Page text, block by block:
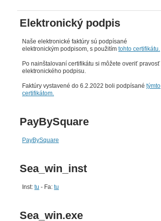
Elektronický podpis
Naše elektronické faktúry sú podpísané
elektronickým podpisom, s použitím tohto certifikátu.
Po nainštalovaní certifikátu si môžete overiť pravosť
elektronického podpisu.
Faktúry vystavené do 6.2.2022 boli podpísané týmto
certifikátom.
PayBySquare
PayBySquare
Sea_win_inst
Inst: tu - Fa: tu
Sea_win.exe